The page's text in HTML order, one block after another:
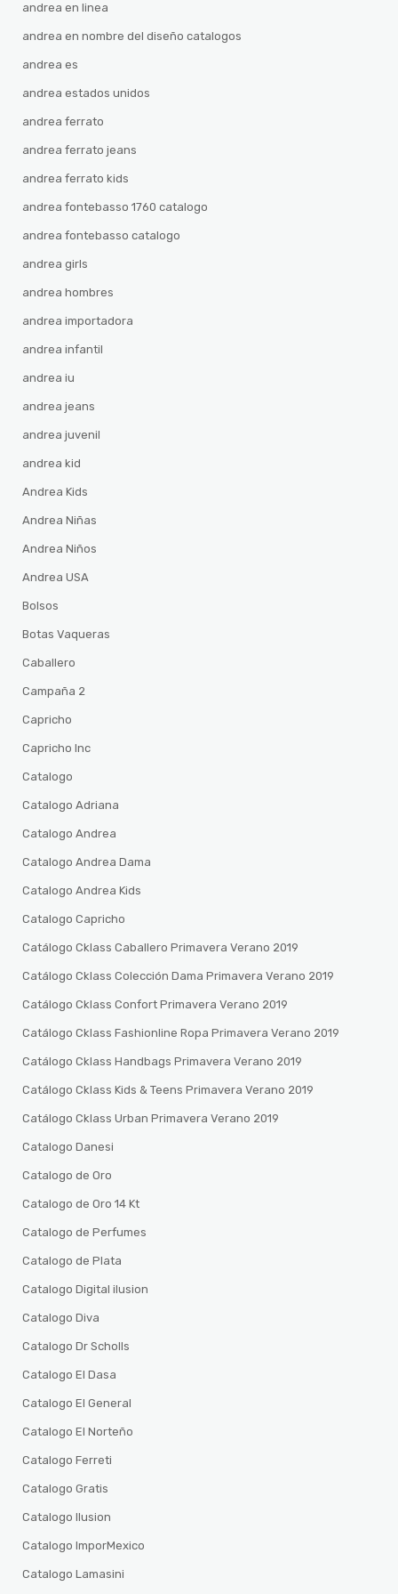
andrea en linea
andrea en nombre del diseño catalogos
andrea es
andrea estados unidos
andrea ferrato
andrea ferrato jeans
andrea ferrato kids
andrea fontebasso 1760 catalogo
andrea fontebasso catalogo
andrea girls
andrea hombres
andrea importadora
andrea infantil
andrea iu
andrea jeans
andrea juvenil
andrea kid
Andrea Kids
Andrea Niñas
Andrea Niños
Andrea USA
Bolsos
Botas Vaqueras
Caballero
Campaña 2
Capricho
Capricho Inc
Catalogo
Catalogo Adriana
Catalogo Andrea
Catalogo Andrea Dama
Catalogo Andrea Kids
Catalogo Capricho
Catálogo Cklass Caballero Primavera Verano 2019
Catálogo Cklass Colección Dama Primavera Verano 2019
Catálogo Cklass Confort Primavera Verano 2019
Catálogo Cklass Fashionline Ropa Primavera Verano 2019
Catálogo Cklass Handbags Primavera Verano 2019
Catálogo Cklass Kids & Teens Primavera Verano 2019
Catálogo Cklass Urban Primavera Verano 2019
Catalogo Danesi
Catalogo de Oro
Catalogo de Oro 14 Kt
Catalogo de Perfumes
Catalogo de Plata
Catalogo Digital ilusion
Catalogo Diva
Catalogo Dr Scholls
Catalogo El Dasa
Catalogo El General
Catalogo El Norteño
Catalogo Ferreti
Catalogo Gratis
Catalogo Ilusion
Catalogo ImporMexico
Catalogo Lamasini